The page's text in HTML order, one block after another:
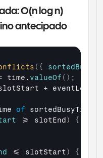
O(n log n)
antecipado
( {
time . valueOf ( ) ;
+ eventLength
of sortedBusyTimes
>= slotEnd )
{
<= slotStart)
{